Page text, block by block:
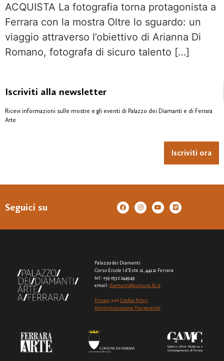
ACQUISTA La fotografia torna protagonista a
Ferrara con la mostra Oltre lo sguardo: un
viaggio attraverso l’obiettivo di Arianna Di
Romano, fotografa di sicuro talento […]
Iscriviti alla newsletter
Ricevi informazioni sulle mostre e gli eventi di Palazzo dei Diamanti e di Ferrara
Arte
Iscriviti ora
Seguici su
Palazzo dei Diamanti
Corso Ercole I d’Este 21, 44121 Ferrara
tel: +39 0532 244949
email:diamanti@comune.fe.it
PrivacyandCookie Policy
Amministrazione Trasparente